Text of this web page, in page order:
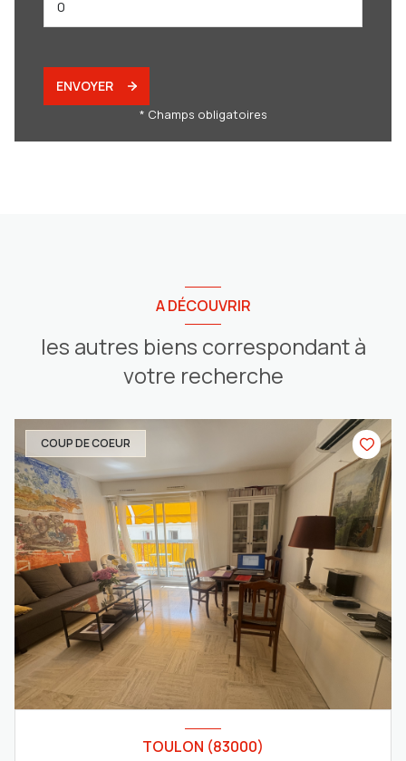
ENVOYER
* Champs obligatoires
A DÉCOUVRIR
les autres biens correspondant à
votre recherche
COUP DE COEUR
TOULON (83000)